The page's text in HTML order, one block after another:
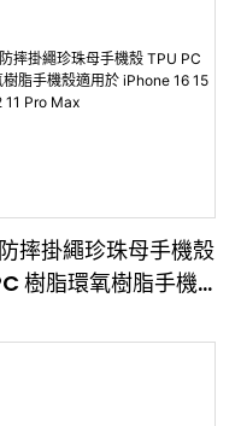
摔掛繩珍珠母手機殼
樹脂環氧樹脂手機
Max